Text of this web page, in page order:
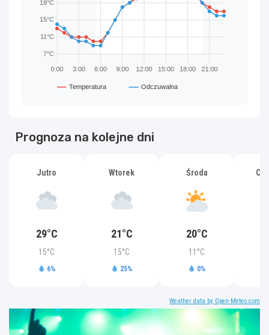
Prognoza na kolejne dni
Jutro
29°C
15°C
6%
Wtorek
21°C
15°C
25%
Środa
20°C
11°C
0%
Weather data by Open-Meteo.com